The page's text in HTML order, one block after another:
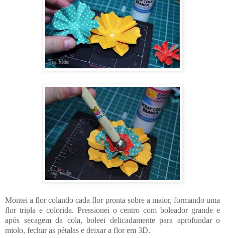
Montei a flor colando cada flor pronta sobre a maior, formando uma
flor tripla e colorida. Pressionei o centro com boleador grande e
após secagem da cola, boleei delicadamente para aprofundar o
miolo, fechar as pétalas e deixar a flor em 3D.